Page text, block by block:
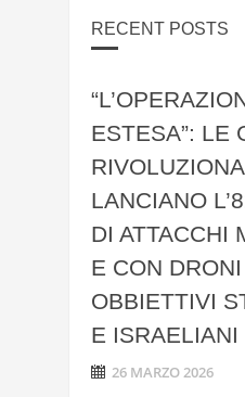
RECENT POSTS
ESTESA”: LE
LANCIANO
DI ATTACCHI
E CON
OBBIETTIVI
E ISRAELIANI
26 MARZO 2026